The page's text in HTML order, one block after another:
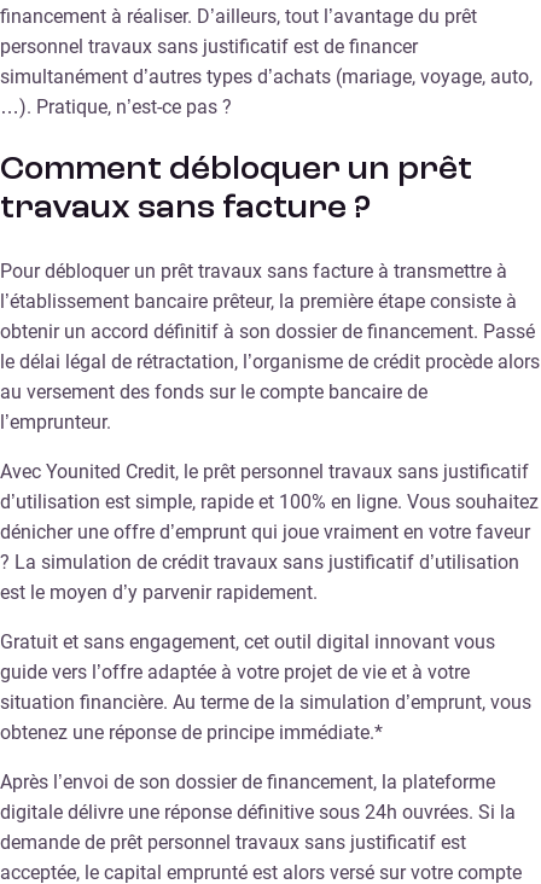
financement à réaliser. D’ailleurs, tout l’avantage du prêt
personnel travaux sans justificatif est de financer
simultanément d’autres types d’achats (mariage, voyage, auto,
…). Pratique, n’est-ce pas ?
Comment débloquer un prêt
travaux sans facture ?
Pour débloquer un prêt travaux sans facture à transmettre à
l’établissement bancaire prêteur, la première étape consiste à
obtenir un accord définitif à son dossier de financement. Passé
le délai légal de rétractation, l’organisme de crédit procède alors
au versement des fonds sur le compte bancaire de
l’emprunteur.
Avec Younited Credit, le prêt personnel travaux sans justificatif
d’utilisation est simple, rapide et 100% en ligne. Vous souhaitez
dénicher une offre d’emprunt qui joue vraiment en votre faveur
? La simulation de crédit travaux sans justificatif d’utilisation
est le moyen d’y parvenir rapidement.
Gratuit et sans engagement, cet outil digital innovant vous
guide vers l’offre adaptée à votre projet de vie et à votre
situation financière. Au terme de la simulation d’emprunt, vous
obtenez une réponse de principe immédiate.*
Après l’envoi de son dossier de financement, la plateforme
digitale délivre une réponse définitive sous 24h ouvrées. Si la
demande de prêt personnel travaux sans justificatif est
acceptée, le capital emprunté est alors versé sur votre compte